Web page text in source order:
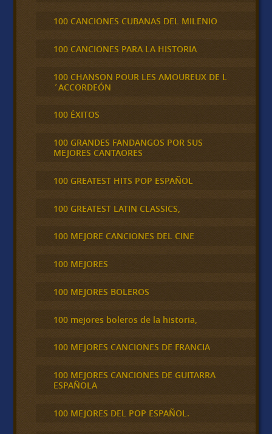
100 CANCIONES CUBANAS DEL MILENIO
100 CANCIONES PARA LA HISTORIA
100 CHANSON POUR LES AMOUREUX DE L
´ACCORDEÓN
100 ÉXITOS
100 GRANDES FANDANGOS POR SUS
MEJORES CANTAORES
100 GREATEST HITS POP ESPAÑOL
100 GREATEST LATIN CLASSICS,
100 MEJORE CANCIONES DEL CINE
100 MEJORES
100 MEJORES BOLEROS
100 mejores boleros de la historia,
100 MEJORES CANCIONES DE FRANCIA
100 MEJORES CANCIONES DE GUITARRA
ESPAÑOLA
100 MEJORES DEL POP ESPAÑOL.